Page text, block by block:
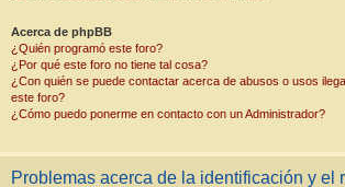
Acerca de phpBB
¿Quién programó este foro?
¿Por qué este foro no tiene tal cosa?
¿Con quién se puede contactar acerca de abusos o usos
este foro?
¿Cómo puedo ponerme en contacto con un Administrador?
Problemas acerca de la identificación y el